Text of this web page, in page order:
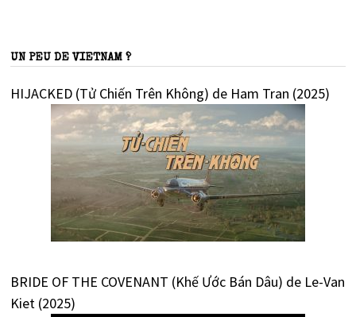
UN PEU DE VIETNAM ?
HIJACKED (Tử Chiến Trên Không) de Ham Tran (2025)
BRIDE OF THE COVENANT (Khế Ước Bán Dâu) de Le-Van
Kiet (2025)